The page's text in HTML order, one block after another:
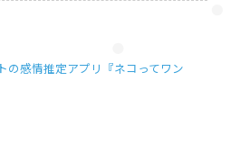
の感情推定アプリ『ネコってワン